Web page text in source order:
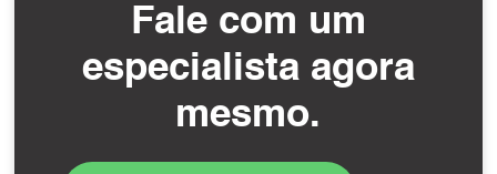
Fale com um
especialista agora
mesmo.